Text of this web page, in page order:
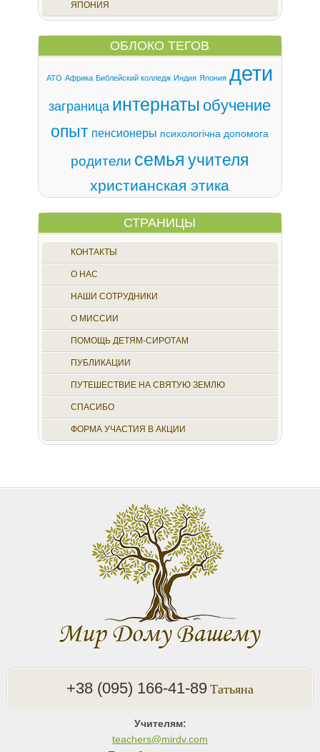
ЯПОНИЯ
ОБЛОКО ТЕГОВ
АТО Африка Библейский колледж Индия Япония дети
заграница интернаты обучение
опыт пенсионеры психологічна допомога
родители семья учителя
христианская этика
СТРАНИЦЫ
КОНТАКТЫ
О НАС
НАШИ СОТРУДНИКИ
О МИССИИ
ПОМОЩЬ ДЕТЯМ-СИРОТАМ
ПУБЛИКАЦИИ
ПУТЕШЕСТВИЕ НА СВЯТУЮ ЗЕМЛЮ
СПАСИБО
ФОРМА УЧАСТИЯ В АКЦИИ
+38 (095) 166-41-89 Татьяна
Учителям:
teachers@mirdv.com